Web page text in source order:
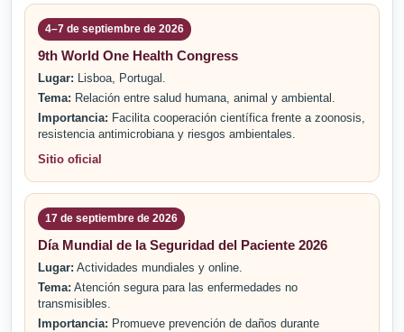
4–7 de septiembre de 2026
9th World One Health Congress
Lugar: Lisboa, Portugal.
Tema: Relación entre salud humana, animal y ambiental.
Importancia: Facilita cooperación científica frente a zoonosis,
resistencia antimicrobiana y riesgos ambientales.
Sitio oficial
17 de septiembre de 2026
Día Mundial de la Seguridad del Paciente 2026
Lugar: Actividades mundiales y online.
Tema: Atención segura para las enfermedades no
transmisibles.
Importancia: Promueve prevención de daños durante